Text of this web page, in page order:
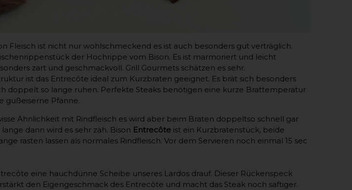
Fleisch ist nicht nur wohlschmeckend es ist auch besonders gut verträglich.
der Hochrippe vom Bison. Es ist marmoriert und leicht
zart und geschmackvoll. Grill Gourmets schätzen es sehr.
ist das Entrecôte ideal zum Kurzbraten geeignet. Es brät sich besonders
doppelt so lange ruhen. Perfekte Steaks benötigen eine kurze Brattemperatur
gußeiserne Pfanne.
Ähnlichkeit mit Rindfleisch es wird aber beim Braten doppeltso schnell gar
dann wird es sehr zäh. Bison Entrecôte ist ein Kurzbratenstück, beide
rasten lassen als normales Rindfleisch. Vor dem Servieren noch einmal 15 sec
eine hauchdünne Scheibe unseres Lardos drauf. Dieser Rückenspeck
den Eigengeschmack des Entrecôte und macht das Steak noch saftiger.